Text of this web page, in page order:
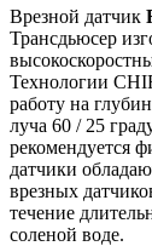
Врезной датчик
Трансдьюсер
Технологии
работу на
луча 60 / 25
рекомендуется
датчики
врезных
течение
соленой воде.